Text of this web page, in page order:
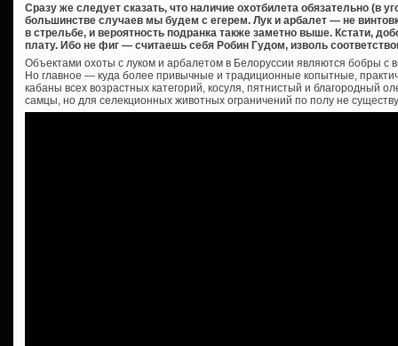
Сразу же следует сказать, что наличие охотбилета обязательно (в
большинстве случаев мы будем с егерем. Лук и арбалет — не
в стрельбе, и вероятность подранка также заметно выше. Кстати,
плату. Ибо не фиг — считаешь себя Робин Гудом, изволь
Объектами охоты с луком и арбалетом в Белоруссии являются бобры с
Но главное — куда более привычные и традиционные копытные,
кабаны всех возрастных категорий, косуля, пятнистый и благородный
самцы, но для селекционных животных ограничений по полу не